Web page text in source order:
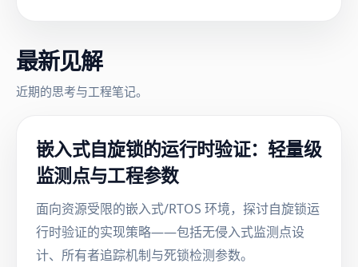
最新见解
近期的思考与工程笔记。
嵌入式自旋锁的运行时验证：轻量级
监测点与工程参数
面向资源受限的嵌入式/RTOS 环境，探讨自旋锁运
行时验证的实现策略——包括无侵入式监测点设
计、所有者追踪机制与死锁检测参数。